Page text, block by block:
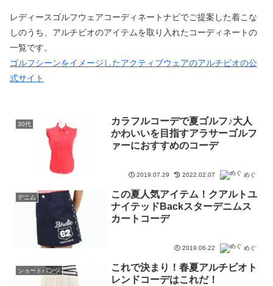
レディースゴルフウェアコーディネートナビでご提案した着こな
しのうち、アルチビオのアイテムを取り入れたコーディネートの
一覧です。
ゴルフシーンをイメージしたアクティブウェアのアルチビオの公
式サイト
30代
カラフルコーデで夏ゴルフ♪大人
かわいいを目指すアラサーゴルフ
ァーにおすすめのコーデ
2019.07.29 2022.02.07 めぐ
デニム
この夏人気アイテム！クアルトユ
ナイテッドBackスターデニムス
カートコーデ
2019.06.22 めぐ
ショートパンツ
これで決まり！春夏アルチビオト
レンドコーデはこれだ！